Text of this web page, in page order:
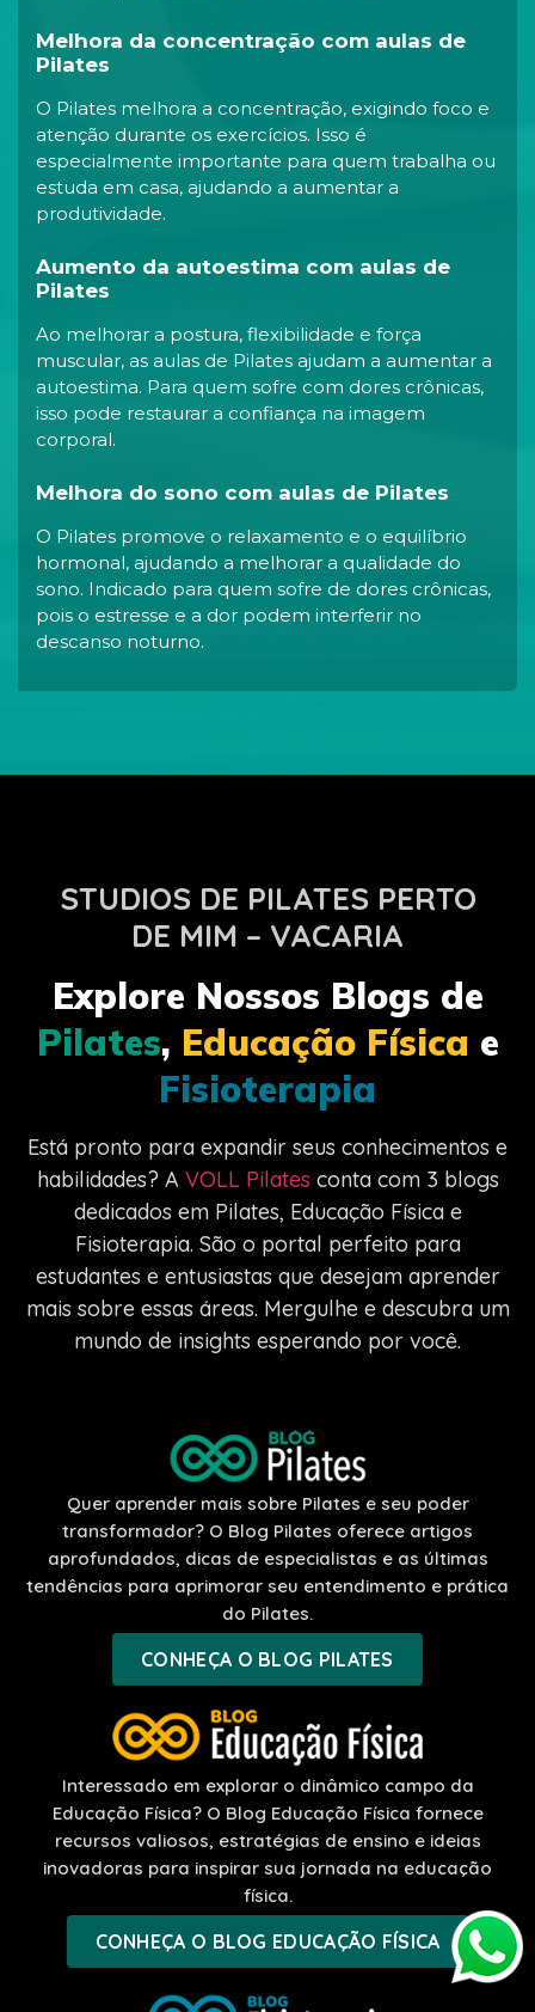
Melhora da concentração com aulas de
Pilates
O Pilates melhora a concentração, exigindo foco e
atenção durante os exercícios. Isso é
especialmente importante para quem trabalha ou
estuda em casa, ajudando a aumentar a
produtividade.
Aumento da autoestima com aulas de
Pilates
Ao melhorar a postura, flexibilidade e força
muscular, as aulas de Pilates ajudam a aumentar a
autoestima. Para quem sofre com dores crônicas,
isso pode restaurar a confiança na imagem
corporal.
Melhora do sono com aulas de Pilates
O Pilates promove o relaxamento e o equilíbrio
hormonal, ajudando a melhorar a qualidade do
sono. Indicado para quem sofre de dores crônicas,
pois o estresse e a dor podem interferir no
descanso noturno.
STUDIOS DE PILATES PERTO
DE MIM – VACARIA
Explore Nossos Blogs de
Pilates, Educação Física e
Fisioterapia
Está pronto para expandir seus conhecimentos e
habilidades? A VOLL Pilates conta com 3 blogs
dedicados em Pilates, Educação Física e
Fisioterapia. São o portal perfeito para
estudantes e entusiastas que desejam aprender
mais sobre essas áreas. Mergulhe e descubra um
mundo de insights esperando por você.
Quer aprender mais sobre Pilates e seu poder
transformador? O Blog Pilates oferece artigos
aprofundados, dicas de especialistas e as últimas
tendências para aprimorar seu entendimento e prática
do Pilates.
CONHEÇA O BLOG PILATES
Interessado em explorar o dinâmico campo da
Educação Física? O Blog Educação Física fornece
recursos valiosos, estratégias de ensino e ideias
inovadoras para inspirar sua jornada na educação
física.
CONHEÇA O BLOG EDUCAÇÃO FÍSICA